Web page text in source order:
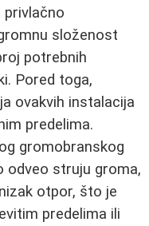
privlačno
složenost
potrebnih
Pored toga,
ovakvih instalacija
predelima.
gromobranskog
odveo struju groma,
otpor, što je
predelima ili